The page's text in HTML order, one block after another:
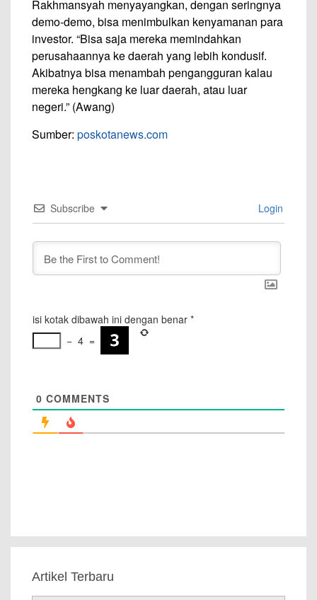
Rakhmansyah menyayangkan, dengan seringnya
demo-demo, bisa menimbulkan kenyamanan para
investor. “Bisa saja mereka memindahkan
perusahaannya ke daerah yang lebih kondusif.
Akibatnya bisa menambah pengangguran kalau
mereka hengkang ke luar daerah, atau luar
negeri.” (Awang)
Sumber: poskotanews.com
Subscribe Login
isi kotak dibawah ini dengan benar *
− 4 =
0 COMMENTS
Artikel Terbaru